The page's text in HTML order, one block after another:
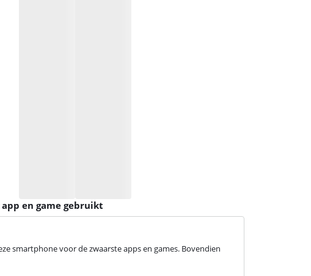
en game gebruikt
smartphone voor de zwaarste apps en games. Bovendien